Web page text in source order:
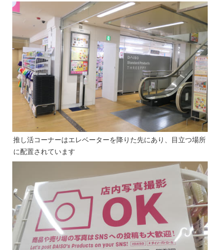
推し活コーナーはエレベーターを降りた先にあり、目立つ場所
に配置されています